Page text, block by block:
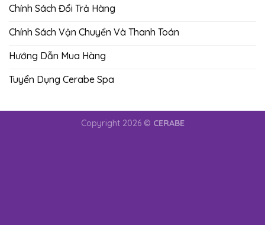
Chính Sách Đổi Trả Hàng
Chính Sách Vận Chuyển Và Thanh Toán
Hướng Dẫn Mua Hàng
Tuyển Dụng Cerabe Spa
Copyright 2026 © CERABE